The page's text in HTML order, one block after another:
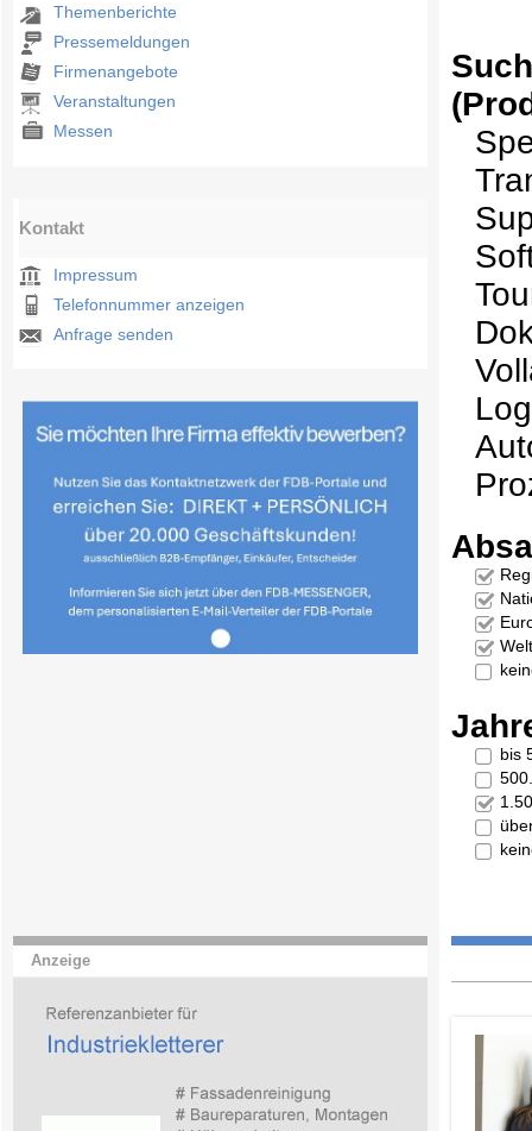
Themenberichte
Pressemeldungen
Firmenangebote
Veranstaltungen
Messen
Kontakt
Impressum
Telefonnummer anzeigen
Anfrage senden
Anzeige
bis